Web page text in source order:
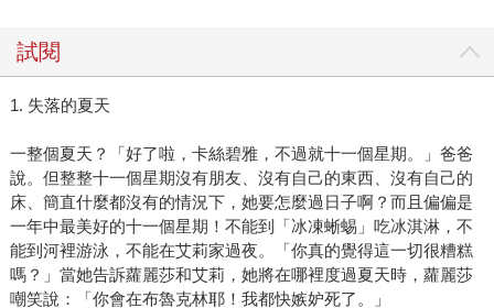
試閱
1. 失落的夏天
一整個夏天？「好了啦，卡絲碧雅，不過就十一個星期。」爸爸
說。但整整十一個星期沒有朋友、沒有自己的東西、沒有自己的
床、簡直什麼都沒有的情況下，她要怎麼過日子啊？而且偏偏是
一年中最美好的十一個星期！不能到「冰凍蜥蜴」吃冰淇淋，不
能到河裡游泳，不能在艾莉家過夜。「你真的覺得這一切很糟糕
嗎？」當她告訴蘿麗莎和艾莉，她將在哪裡度過夏天時，蘿麗莎
嘲笑說：「你會在布魯克林耶！我都快嫉妒死了。」